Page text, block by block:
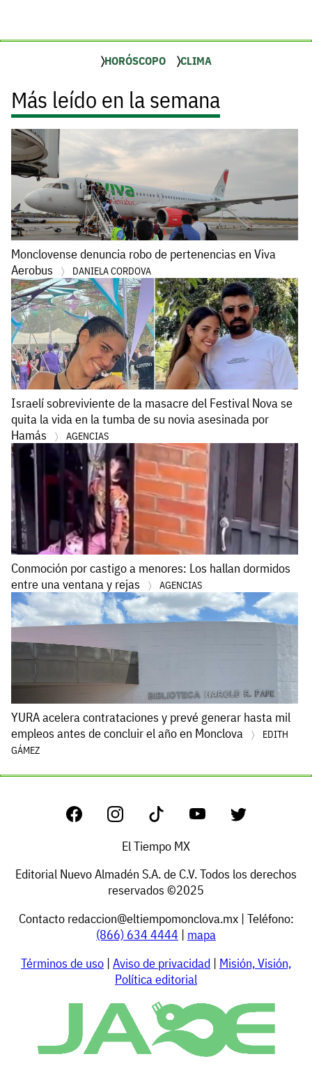
HORÓSCOPO CLIMA
Más leído en la semana
Monclovense denuncia robo de pertenencias en Viva
Aerobus
DANIELA CORDOVA
Israelí sobreviviente de la masacre del Festival Nova se
quita la vida en la tumba de su novia asesinada por
Hamás
AGENCIAS
Conmoción por castigo a menores: Los hallan dormidos
entre una ventana y rejas
AGENCIAS
YURA acelera contrataciones y prevé generar hasta mil
empleos antes de concluir el año en Monclova
EDITH
GÁMEZ
El Tiempo MX
Editorial Nuevo Almadén S.A. de C.V. Todos los derechos
reservados ©2025
Contacto redaccion@eltiempomonclova.mx| Teléfono:
(866) 634 4444 | mapa
Términos de uso | Aviso de privacidad | Misión, Visión,
Política editorial